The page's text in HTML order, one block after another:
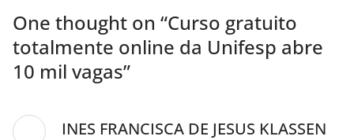
One thought on “Curso gratuito
totalmente online da Unifesp abre
10 mil vagas”
INES FRANCISCA DE JESUS KLASSEN